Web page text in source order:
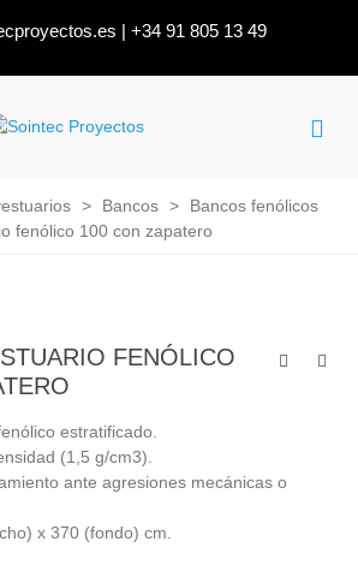
| +34 91 805 13 49
> Bancos >
Bancos fenólicos
fenólico 100 con zapatero
FENÓLICO
estratificado.
(1,5 g/cm3).
ante agresiones mecánicas o
x 370 (fondo) cm.